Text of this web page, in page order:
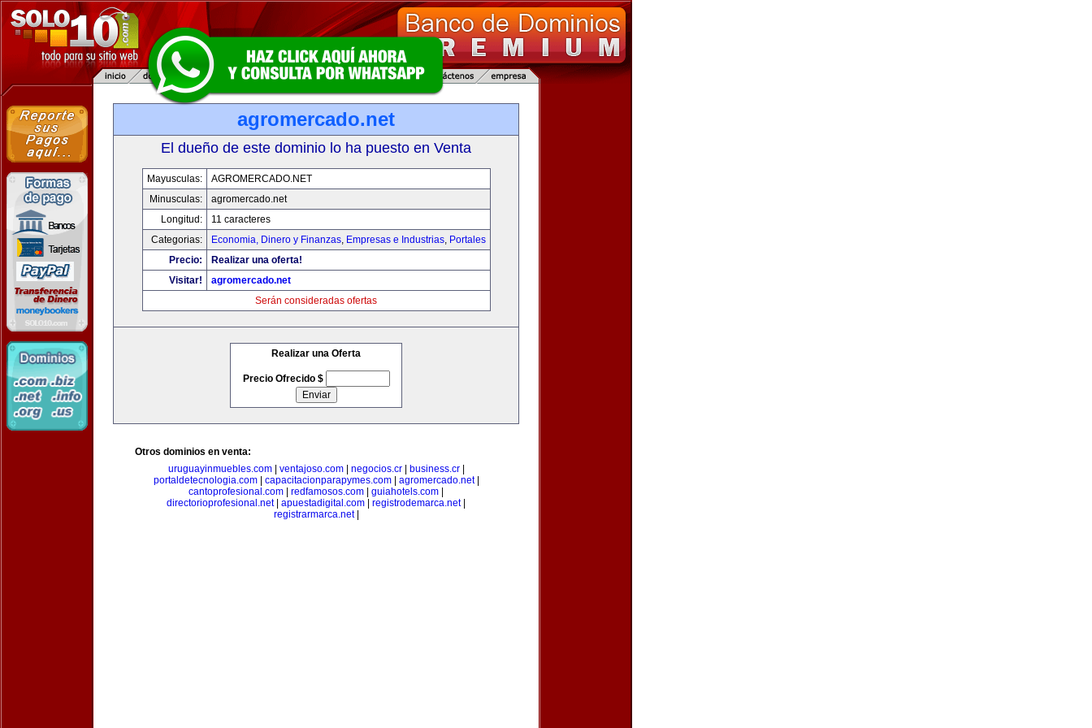
agromercado.net
El dueño de este dominio lo ha puesto en Venta
Mayusculas:
AGROMERCADO.NET
Minusculas:
agromercado.net
Longitud:
11 caracteres
Categorias:
Economia, Dinero y Finanzas, Empresas e Industrias, Portales
Precio:
Realizar una oferta!
Visitar!
agromercado.net
Serán consideradas ofertas
Realizar una Oferta
Precio Ofrecido $
Otros dominios en venta:
uruguayinmuebles.com| ventajoso.com| negocios.cr| business.cr|
portaldetecnologia.com| capacitacionparapymes.com| agromercado.net|
cantoprofesional.com
redfamosos.com guiahotels.com
directorioprofesional.net| apuestadigital.com registrodemarca.net|
registrarmarca.net|